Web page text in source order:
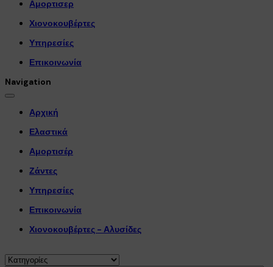
Αμορτισερ
Χιονοκουβέρτες
Υπηρεσίες
Επικοινωνία
Navigation
Αρχική
Ελαστικά
Αμορτισέρ
Ζάντες
Υπηρεσίες
Επικοινωνία
Χιονοκουβέρτες - Αλυσίδες